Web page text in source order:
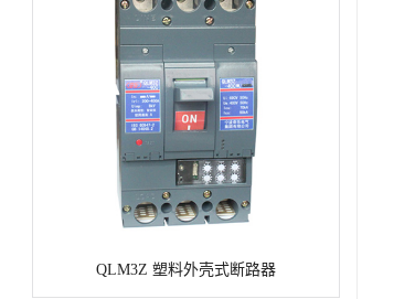
QLM3Z 塑料外壳式断路器